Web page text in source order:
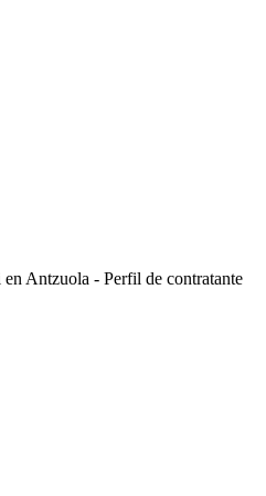
Antzuola - Perfil de contratante